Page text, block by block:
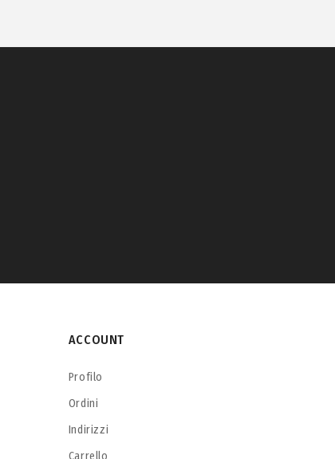
ACCOUNT
Profilo
Ordini
Indirizzi
Carrello